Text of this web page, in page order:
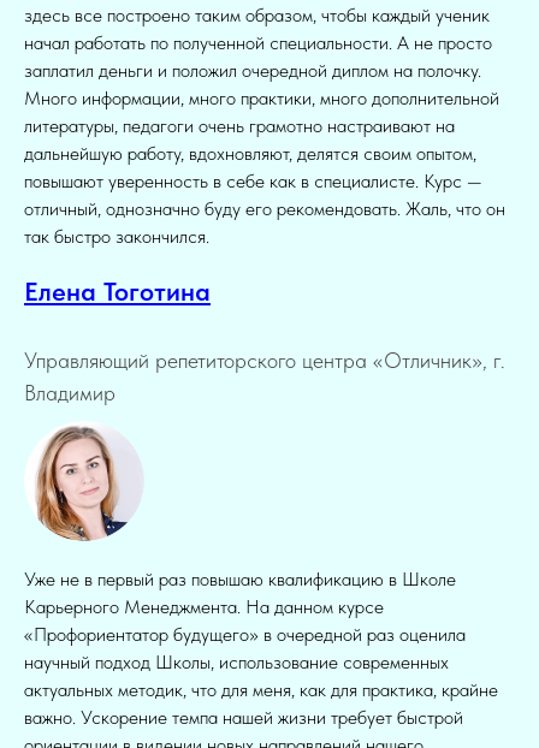
здесь все построено таким образом, чтобы каждый ученик
начал работать по полученной специальности. А не просто
заплатил деньги и положил очередной диплом на полочку.
Много информации, много практики, много дополнительной
литературы, педагоги очень грамотно настраивают на
дальнейшую работу, вдохновляют, делятся своим опытом,
повышают уверенность в себе как в специалисте. Курс —
отличный, однозначно буду его рекомендовать. Жаль, что он
так быстро закончился.
Елена Тоготина
Управляющий репетиторского центра «Отличник», г.
Владимир
Уже не в первый раз повышаю квалификацию в Школе
Карьерного Менеджмента. На данном курсе
«Профориентатор будущего» в очередной раз оценила
научный подход Школы, использование современных
актуальных методик, что для меня, как для практика, крайне
важно. Ускорение темпа нашей жизни требует быстрой